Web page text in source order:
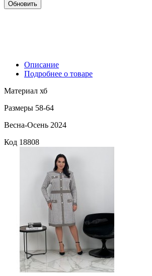
Описание
Подробнее о товаре
Материал хб
Размеры 58-64
Весна-Осень 2024
Код 18808